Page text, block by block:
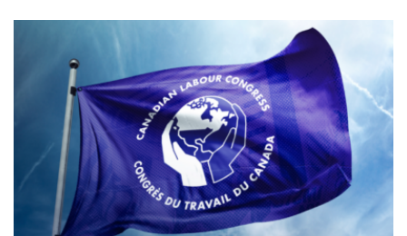
Click to open the link